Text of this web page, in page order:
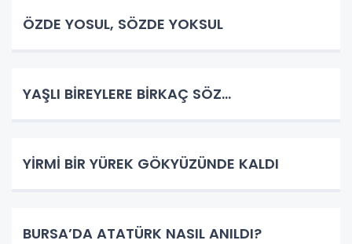
ÖZDE YOSUL, SÖZDE YOKSUL
YAŞLI BİREYLERE BİRKAÇ SÖZ…
YİRMİ BİR YÜREK GÖKYÜZÜNDE KALDI
BURSA’DA ATATÜRK NASIL ANILDI?